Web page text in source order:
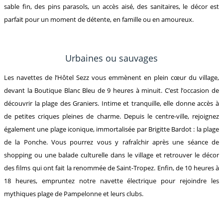
sable fin, des pins parasols, un accès aisé, des sanitaires, le décor est
parfait pour un moment de détente, en famille ou en amoureux.
Urbaines ou sauvages
Les navettes de l’Hôtel Sezz vous emmènent en plein cœur du village,
devant la Boutique Blanc Bleu de 9 heures à minuit. C’est l’occasion de
découvrir la plage des Graniers. Intime et tranquille, elle donne accès à
de petites criques pleines de charme. Depuis le centre-ville, rejoignez
également une plage iconique, immortalisée par Brigitte Bardot : la plage
de la Ponche. Vous pourrez vous y rafraîchir après une séance de
shopping ou une balade culturelle dans le village et retrouver le décor
des films qui ont fait la renommée de Saint-Tropez. Enfin, de 10 heures à
18 heures, empruntez notre navette électrique pour rejoindre les
mythiques plage de Pampelonne et leurs clubs.